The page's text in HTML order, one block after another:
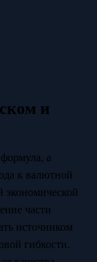
и
а
к валютной
экономической
части
источником
гибкости.